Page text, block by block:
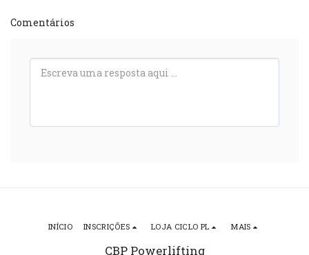
Comentários
CBP Powerlifting
INÍCIO INSCRIÇÕES LOJA CICLO PL MAIS